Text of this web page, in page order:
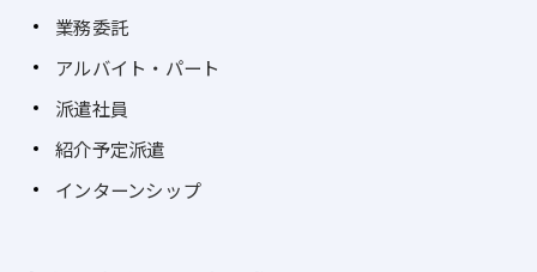
業務委託
アルバイト・パート
派遣社員
紹介予定派遣
インターンシップ